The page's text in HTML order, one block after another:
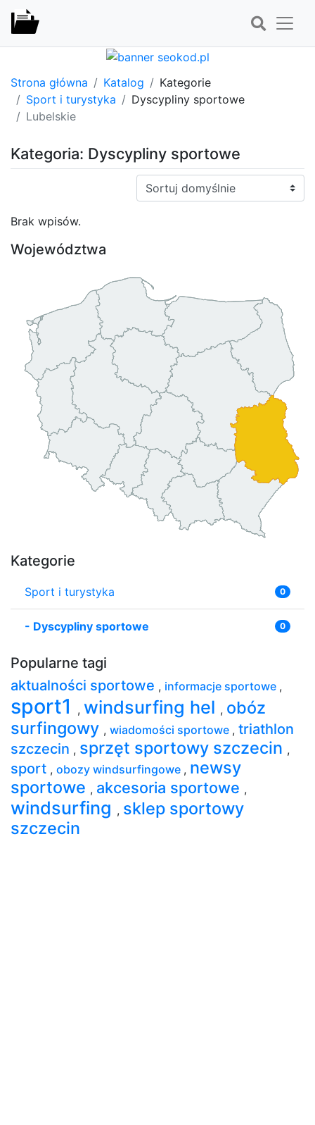
Strona główna Katalog
Kategorie
Sport i turystyka
Dyscypliny sportowe
Lubelskie
Kategoria: Dyscypliny sportowe
Sortuj:
Brak wpisów.
Województwa
Kategorie
Sport i turystyka 0
- Dyscypliny sportowe 0
Popularne tagi
aktualności sportowe , informacje sportowe ,
sport1 , windsurfing hel , obóz
surfingowy , wiadomości sportowe , triathlon
szczecin , sprzęt sportowy szczecin ,
sport , obozy windsurfingowe , newsy
sportowe , akcesoria sportowe ,
windsurfing , sklep sportowy
szczecin